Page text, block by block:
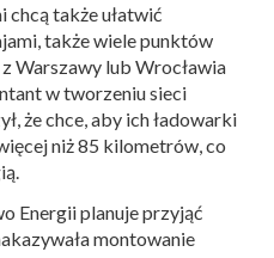
chcą także ułatwić
także wiele punktów
Warszawy lub Wrocławia
w tworzeniu sieci
że chce, aby ich ładowarki
niż 85 kilometrów, co
Energii planuje przyjąć
montowanie